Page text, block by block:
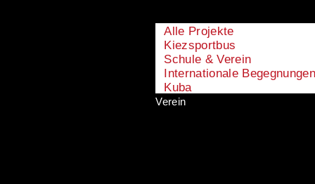
Alle Projekte
Kiezsportbus
Schule & Verein
Internationale
Kuba
Verein